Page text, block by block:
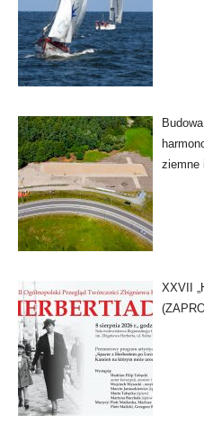
ziemne
XXVII